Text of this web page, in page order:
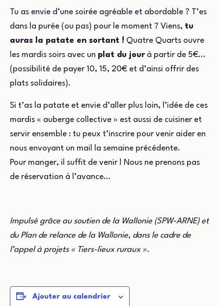
Tu as envie d’une soirée agréable et abordable ? T’es
dans la purée (ou pas) pour le moment ? Viens, tu
auras la patate en sortant ! Quatre Quarts ouvre
les mardis soirs avec un plat du jourà partir de 5€…
(possibilité de payer 10, 15, 20€ et d’ainsi offrir des
plats solidaires).
Si t’as la patate et envie d’aller plus loin, l’idée de ces
mardis « auberge collective » est aussi de cuisiner et
servir ensemble : tu peux t’inscrire pour venir aider en
nous envoyant un mail la semaine précédente.
Pour manger, il suffit de venir ! Nous ne prenons pas
de réservation à l’avance…
Impulsé grâce au soutien de la Wallonie (SPW-ARNE) et
du Plan de relance de la Wallonie, dans le cadre de
l’appel à projets « Tiers-lieux ruraux ».
Ajouter au calendrier